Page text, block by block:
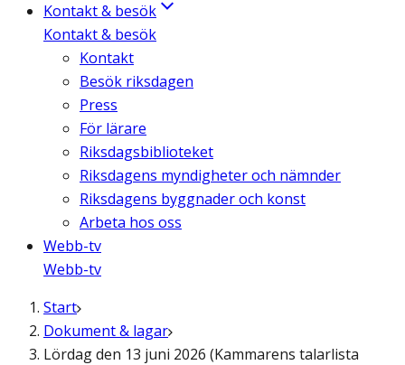
Kontakt & besök
Kontakt & besök
Kontakt
Besök riksdagen
Press
För lärare
Riksdagsbiblioteket
Riksdagens myndigheter och nämnder
Riksdagens byggnader och konst
Arbeta hos oss
Webb-tv
Webb-tv
Start
Dokument & lagar
Lördag den 13 juni 2026 (Kammarens talarlista